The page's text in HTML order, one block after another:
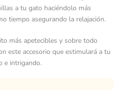
a tu gato haciéndolo más
tiempo asegurando la relajación.
más apetecibles y sobre todo
este accesorio que estimulará a tu
e intrigando.